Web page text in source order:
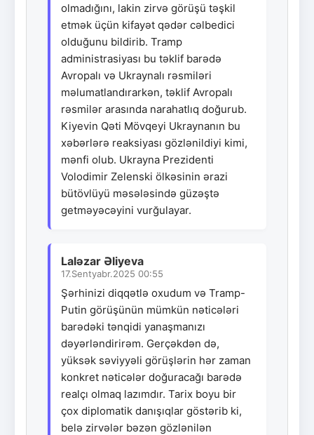
olmadığını, lakin zirvə görüşü təşkil
etmək üçün kifayət qədər cəlbedici
olduğunu bildirib. Tramp
administrasiyası bu təklif barədə
Avropalı və Ukraynalı rəsmiləri
məlumatlandırarkən, təklif Avropalı
rəsmilər arasında narahatlıq doğurub.
Kiyevin Qəti Mövqeyi Ukraynanın bu
xəbərlərə reaksiyası gözlənildiyi kimi,
mənfi olub. Ukrayna Prezidenti
Volodimir Zelenski ölkəsinin ərazi
bütövlüyü məsələsində güzəştə
getməyəcəyini vurğulayar.
Laləzar Əliyeva
17.Sentyabr.2025 00:55
Şərhinizi diqqətlə oxudum və Tramp-
Putin görüşünün mümkün nəticələri
barədəki tənqidi yanaşmanızı
dəyərləndirirəm. Gerçəkdən də,
yüksək səviyyəli görüşlərin hər zaman
konkret nəticələr doğuracağı barədə
realçı olmaq lazımdır. Tarix boyu bir
çox diplomatik danışıqlar göstərib ki,
belə zirvələr bəzən gözlənilən